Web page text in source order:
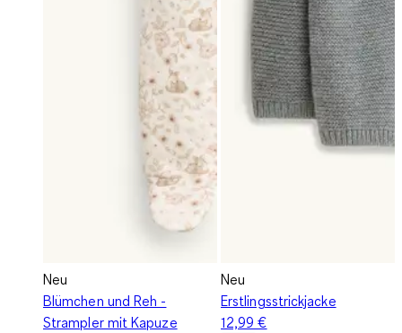
Neu
Blümchen und Reh -
Strampler mit Kapuze
Neu
Erstlingsstrickjacke
12,99 €